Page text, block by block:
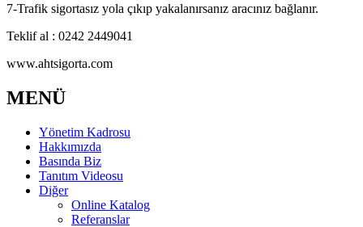
7-Trafik sigortasız yola çıkıp yakalanırsanız aracınız bağlanır.
Teklif al : 0242 2449041
www.ahtsigorta.com
MENÜ
Yönetim Kadrosu
Hakkımızda
Basında Biz
Tanıtım Videosu
Diğer
Online Katalog
Referanslar